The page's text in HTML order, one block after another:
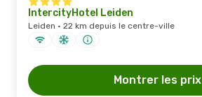
IntercityHotel Leiden
Leiden · 22 km depuis le centre-ville
Montrer les prix